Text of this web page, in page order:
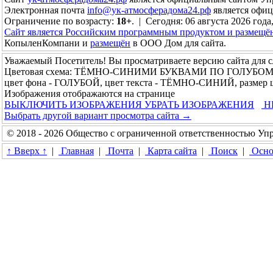
Электронная почта info@ук-атмосферадома24.рф является
Ограничение по возрасту: 18+. | Сегодня: 06 августа 2026
Сайт является Российским программным продуктом и
КопыленКомпани и размещён в ООО Дом для сайта.
Уважаемый Посетитель! Вы просматриваете версию сайта для
Цветовая схема: ТЁМНО-СИНИМИ БУКВАМИ ПО
цвет фона - ГОЛУБОЙ, цвет текста - ТЁМНО-СИНИЙ,
Изображения отображаются на странице
ВЫКЛЮЧИТЬ ИЗОБРАЖЕНИЯ УБРАТЬ ИЗОБРАЖЕНИЯ
Выбрать другой вариант просмотра сайта →
© 2018 - 2026 Общество с ограниченной ответственностью
↑ Вверх ↑
| Главная | Почта | Карта сайта | Поиск |